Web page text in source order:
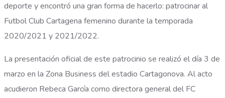
deporte y encontró una gran forma de hacerlo: patrocinar al
Futbol Club Cartagena femenino durante la temporada
2020/2021 y 2021/2022.
La presentación oficial de este patrocinio se realizó el día 3 de
marzo en la Zona Business del estadio Cartagonova. Al acto
acudieron Rebeca García como directora general del FC